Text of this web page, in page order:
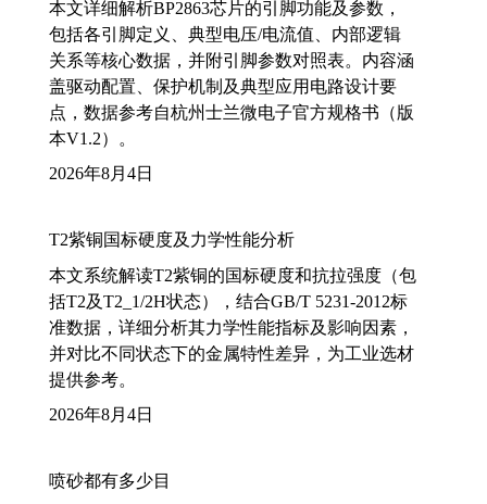
本文详细解析BP2863芯片的引脚功能及参数，
包括各引脚定义、典型电压/电流值、内部逻辑
关系等核心数据，并附引脚参数对照表。内容涵
盖驱动配置、保护机制及典型应用电路设计要
点，数据参考自杭州士兰微电子官方规格书（版
本V1.2）。
2026年8月4日
T2紫铜国标硬度及力学性能分析
本文系统解读T2紫铜的国标硬度和抗拉强度（包
括T2及T2_1/2H状态），结合GB/T 5231-2012标
准数据，详细分析其力学性能指标及影响因素，
并对比不同状态下的金属特性差异，为工业选材
提供参考。
2026年8月4日
喷砂都有多少目